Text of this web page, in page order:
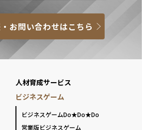
お問い合わせはこちら
人材育成サービス
ビジネスゲーム
ビジネスゲームDo★Do★Do
営業版ビジネスゲーム